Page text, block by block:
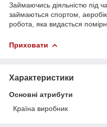
Займаючись діяльністю під
займаються спортом,
робота, яка видасться
Приховати
Характеристики
Основні атрибути
Країна виробник